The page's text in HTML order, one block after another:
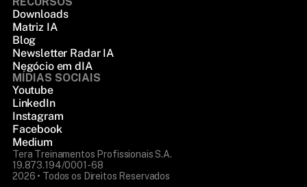
Downloads
Matriz IA
Blog
Newsletter Radar IA
Negócio em dIA
MÍDIAS SOCIAIS
Youtube
LinkedIn
Instagram
Facebook
Medium
Tera Treinamentos Profissionais S.A.
19.873.194/0001-68
2026 • Todos os Direitos Reservados